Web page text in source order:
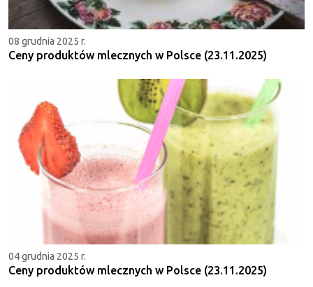
08 grudnia 2025 r.
Ceny produktów mlecznych w Polsce (23.11.2025)
04 grudnia 2025 r.
Ceny produktów mlecznych w Polsce (23.11.2025)